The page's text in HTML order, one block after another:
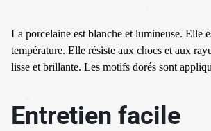
La porcelaine est blanche et lumineuse. Elle
température. Elle résiste aux chocs et aux
lisse et brillante. Les motifs dorés sont
Entretien facile